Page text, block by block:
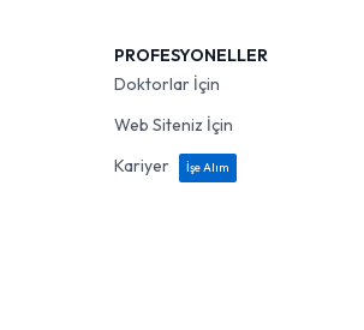
PROFESYONELLER
Doktorlar İçin
Web Siteniz İçin
Kariyer
İşe Alım